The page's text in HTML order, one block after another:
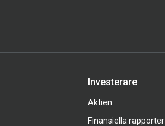
Investerare
Aktien
Finansiella rapporter